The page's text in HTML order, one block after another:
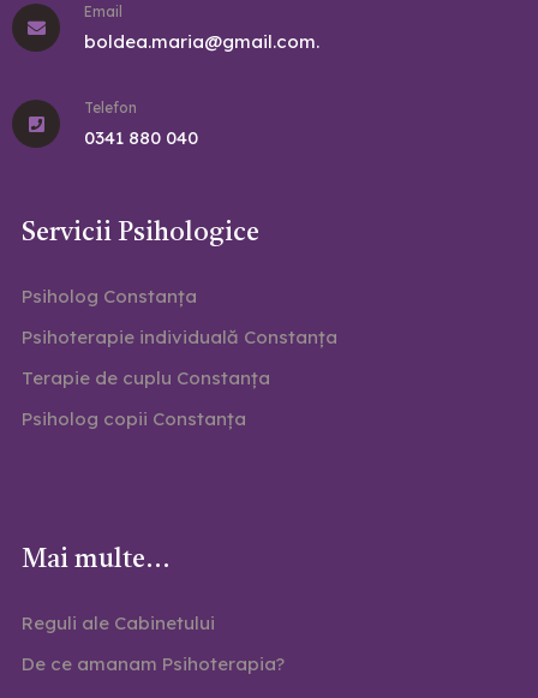
Email
boldea.maria@gmail.com.
Telefon
0341 880 040
Servicii Psihologice
Psiholog Constanța
Psihoterapie individuală Constanța
Terapie de cuplu Constanța
Psiholog copii Constanța
Mai multe...
Reguli ale Cabinetului
De ce amanam Psihoterapia?